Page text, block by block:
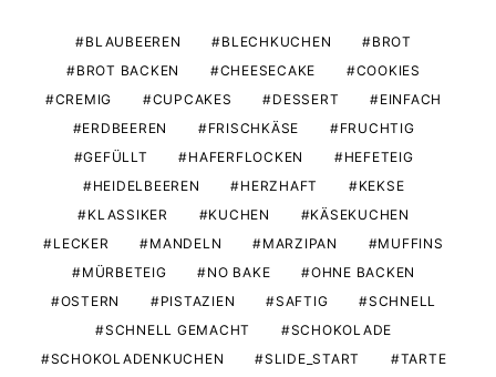
BLAUBEEREN BLECHKUCHEN
BROT
BROT BACKEN
CHEESECAKE
COOKIES
CREMIG
CUPCAKES DESSERT
EINFACH
ERDBEEREN
FRISCHKÄSE
FRUCHTIG
GEFÜLLT
HAFERFLOCKEN
HEFETEIG
HEIDELBEEREN
HERZHAFT
KEKSE
KLASSIKER
KUCHEN
KÄSEKUCHEN
LECKER
MANDELN MARZIPAN
MUFFINS
MÜRBETEIG
NO BAKE
OHNE BACKEN
OSTERN
PISTAZIEN SAFTIG
SCHNELL
SCHNELL GEMACHT
SCHOKOLADE
SCHOKOLADENKUCHEN
SLIDE_START
TARTE